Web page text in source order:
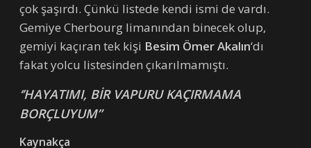
çok şaşırdı. Çünkü listede kendi ismi de vardı.
Gemiye Cherbourg limanından binecek olup,
gemiyi kaçıran tek kişi Besim Ömer Akalın‘dı
fakat yolcu listesinden çıkarılmamıştı.
‘’HAYATIMI, BİR VAPURU KAÇIRMAMA
BORÇLUYUM”
Kaynakça